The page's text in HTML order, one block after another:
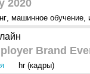
2020
, машинное обучение,
Brand
hr (кадры)